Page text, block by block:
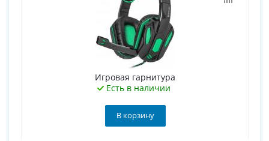
Игровая гарнитура
Есть в наличии
В корзину